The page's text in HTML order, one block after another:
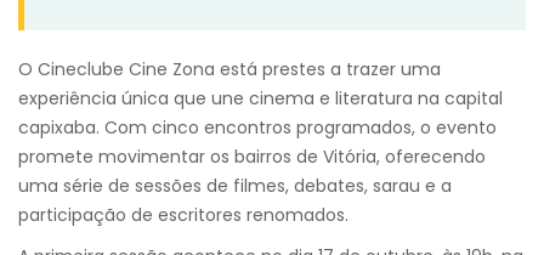
O Cineclube Cine Zona está prestes a trazer uma
experiência única que une cinema e literatura na capital
capixaba. Com cinco encontros programados, o evento
promete movimentar os bairros de Vitória, oferecendo
uma série de sessões de filmes, debates, sarau e a
participação de escritores renomados.